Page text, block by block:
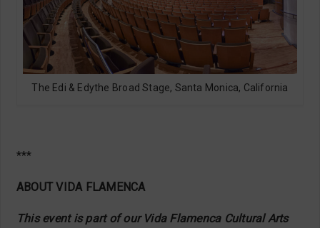
The Edi & Edythe Broad Stage, Santa Monica, California
***
ABOUT VIDA FLAMENCA
This event is part of our Vida Flamenca Cultural Arts